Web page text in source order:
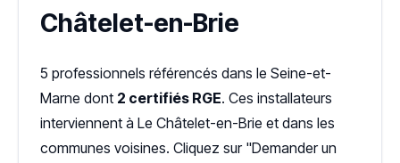
Châtelet-en-Brie
5 professionnels référencés dans le Seine-et-
Marne dont 2 certifiés RGE. Ces installateurs
interviennent à Le Châtelet-en-Brie et dans les
communes voisines. Cliquez sur "Demander un